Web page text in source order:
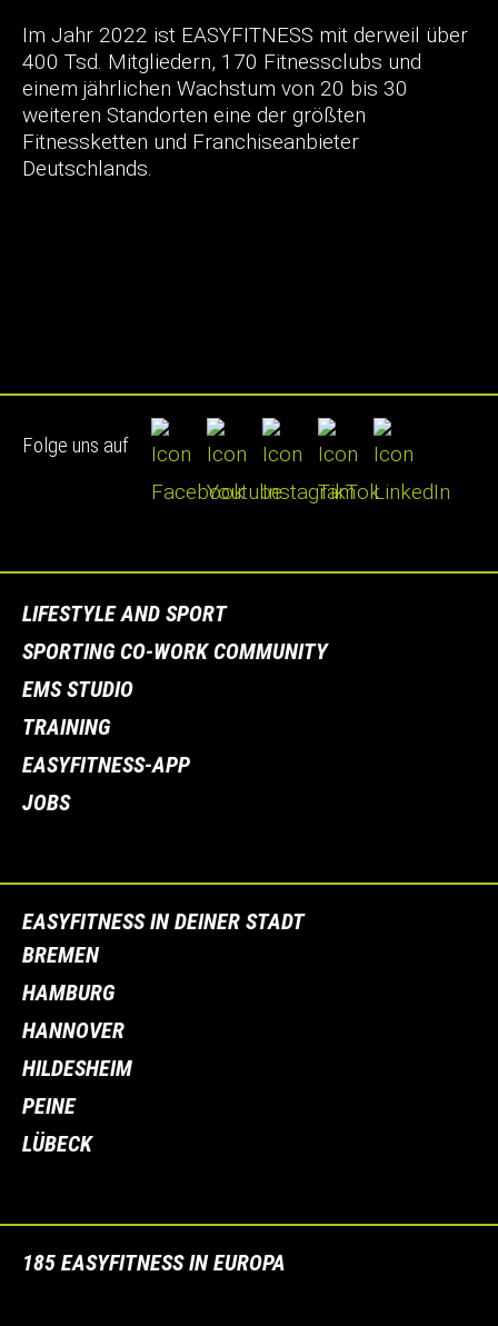
Im Jahr 2022 ist EASYFITNESS mit derweil über
400 Tsd. Mitgliedern, 170 Fitnessclubs und
einem jährlichen Wachstum von 20 bis 30
weiteren Standorten eine der größten
Fitnessketten und Franchiseanbieter
Deutschlands.
Folge uns auf
LIFESTYLE AND SPORT
SPORTING CO-WORK COMMUNITY
EMS STUDIO
TRAINING
EASYFITNESS-APP
JOBS
EASYFITNESS IN DEINER STADT
BREMEN
HAMBURG
HANNOVER
HILDESHEIM
PEINE
LÜBECK
185 EASYFITNESS IN EUROPA